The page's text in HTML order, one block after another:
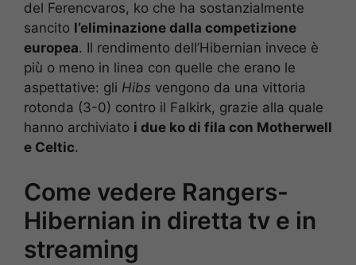
del Ferencvaros, ko che ha sostanzialmente
sancito l’eliminazione dalla competizione
europea. Il rendimento dell’Hibernian invece è
più o meno in linea con quelle che erano le
aspettative: gli Hibs vengono da una vittoria
rotonda (3-0) contro il Falkirk, grazie alla quale
hanno archiviato i due ko di fila con Motherwell
e Celtic.
Come vedere Rangers-
Hibernian in diretta tv e in
streaming